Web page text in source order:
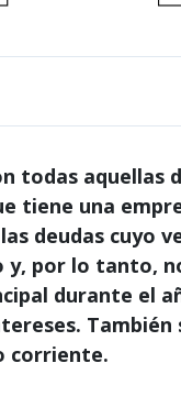
todas aquellas
tiene una
deudas cuyo
y, por lo tanto,
durante el
También
corriente.